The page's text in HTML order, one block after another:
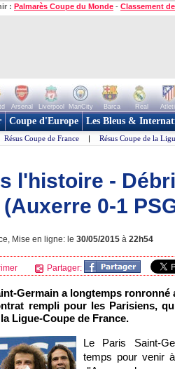
: Palmarès Coupe du Monde - Classement
Arsenal Liverpool ManCity Barca Real
Coupe d'Europe Les Bleus &
Résus Coupe de France | Résus Coupe de la
l'histoire -
0-1
Mise en ligne: le 30/05/2015 à 22h54
Partager:
Germain a longtemps ronronné
rempli pour les Parisiens,
Ligue-Coupe de France.
Le Paris Saint-
temps pour venir